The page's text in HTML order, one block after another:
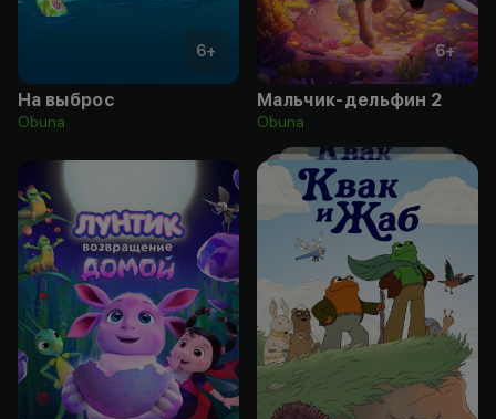
6+
На выброс
Obuna
6+
Мальчик-дельфин 2
Obuna